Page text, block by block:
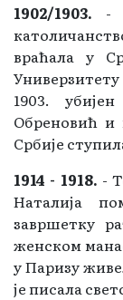
1902/1903. -
враћала у
1903.
Обреновић
Србије
1914 - 1918. -
Наталија
завршетку
женском
у Паризу
је писала